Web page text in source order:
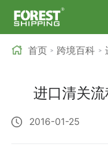
首页 > 跨境百科 >
进口清关流
2016-01-25